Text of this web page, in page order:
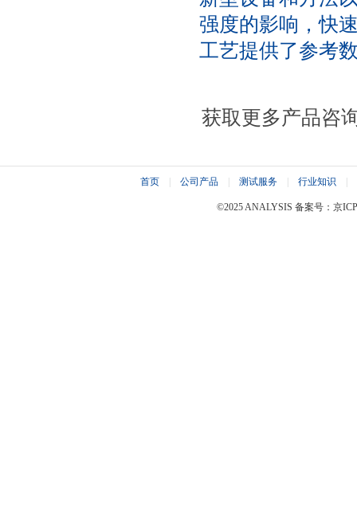
强度的影响，快
工艺提供了参考
获取更多产品咨
首页 公司产品 测试服务 行业知识
©2025 ANALYSIS 备案号：京